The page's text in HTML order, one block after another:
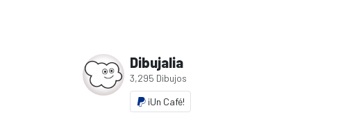
Dibujalia
3,295 Dibujos
¡Un Café!